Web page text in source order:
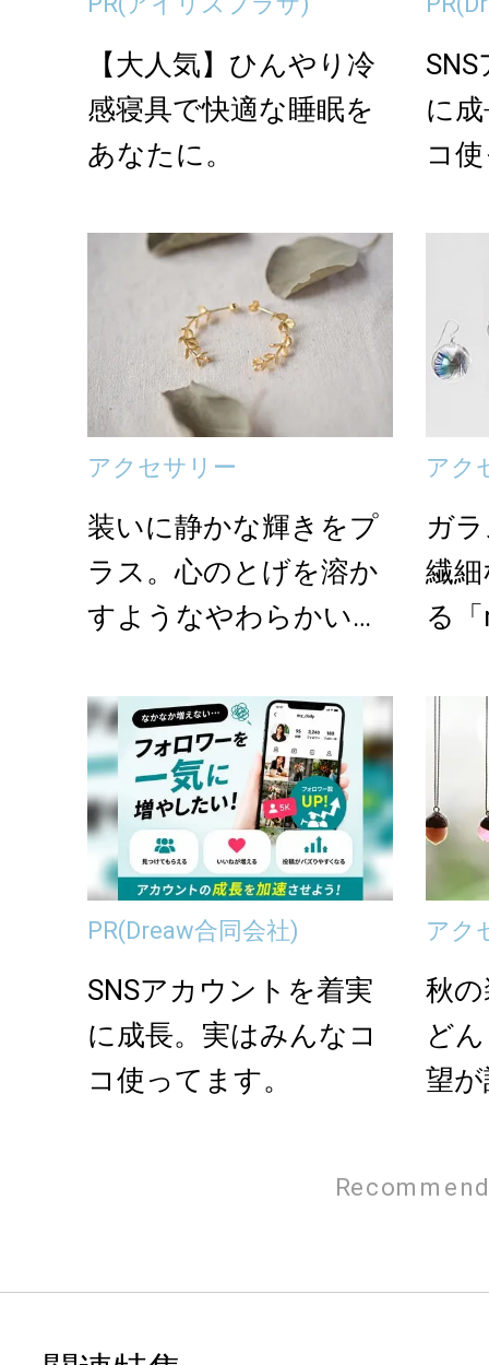
【大人気】ひんやり冷
感寝具で快適な睡眠を
あなたに。
に
コ
アクセサリー
装いに静かな輝きをプ
ラス。心のとげを溶か
すようなやわらかい光
アク
ガ
繊
る
PR(Dreaw合同会社)
SNSアカウントを着実
に成長。実はみんなコ
コ使ってます。
アク
秋
ど
望